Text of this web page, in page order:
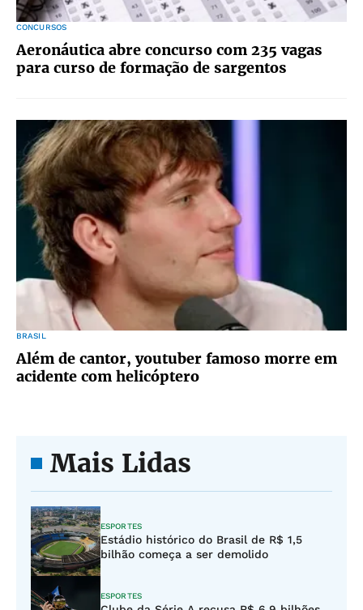
CONCURSOS
Aeronáutica abre concurso com 235 vagas
para curso de formação de sargentos
BRASIL
Além de cantor, youtuber famoso morre em
acidente com helicóptero
Mais Lidas
ESPORTES
Estádio histórico do Brasil de R$ 1,5
bilhão começa a ser demolido
ESPORTES